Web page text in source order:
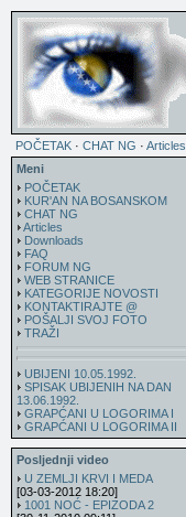
POČETAK · CHAT NG · Articles
Meni
POČETAK
KUR'AN NA BOSANSKOM
CHAT NG
Articles
Downloads
FAQ
FORUM NG
WEB STRANICE
KATEGORIJE NOVOSTI
KONTAKTIRAJTE @
POŠALJI SVOJ FOTO
TRAŽI
UBIJENI 10.05.1992.
SPISAK UBIJENIH NA DAN
13.06.1992.
GRAPĆANI U LOGORIMA I
GRAPĆANI U LOGORIMA II
Posljednji video
U ZEMLJI KRVI I MEDA
[03-03-2012 18:20]
1001 NOĆ - EPIZODA 2